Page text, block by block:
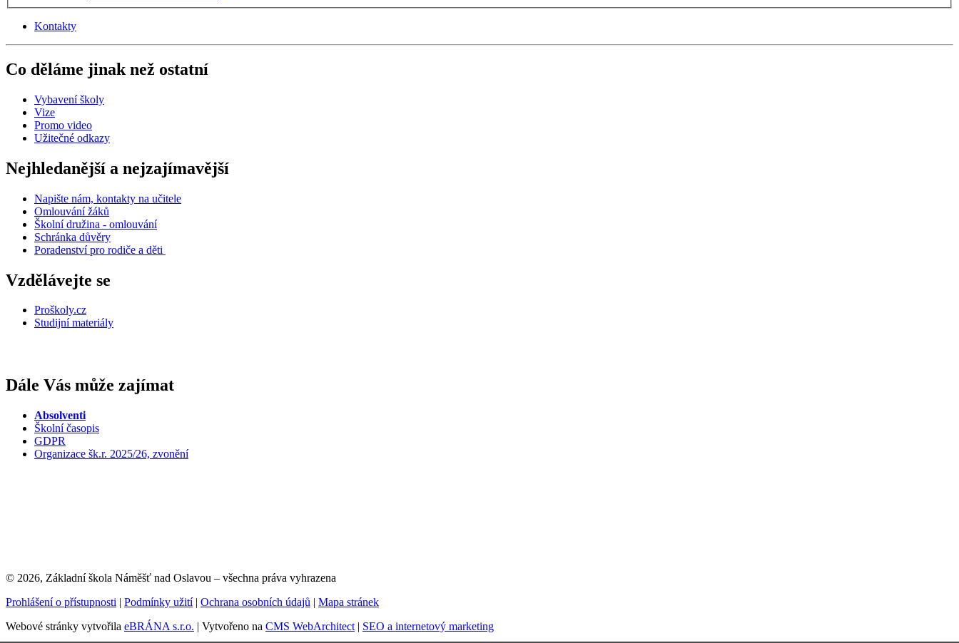
Kontakty
Co děláme jinak než ostatní
Vybavení školy
Vize
Promo video
Užitečné odkazy
Nejhledanější a nejzajímavější
Napište nám, kontakty na učitele
Omlouvání žáků
Školní družina - omlouvání
Schránka důvěry
Poradenství pro rodiče a děti
Vzdělávejte se
Proškoly.cz
Studijní materiály
Dále Vás může zajímat
Absolventi
Školní časopis
GDPR
Organizace šk.r. 2025/26, zvonění
© 2026, Základní škola Náměšť nad Oslavou – všechna práva vyhrazena
Prohlášení o přístupnosti | Podmínky užití| Ochrana osobních údajů | Mapa stránek
Webové stránky vytvořila eBRÁNA s.r.o. | Vytvořeno na CMS WebArchitect | SEO a internetový marketing